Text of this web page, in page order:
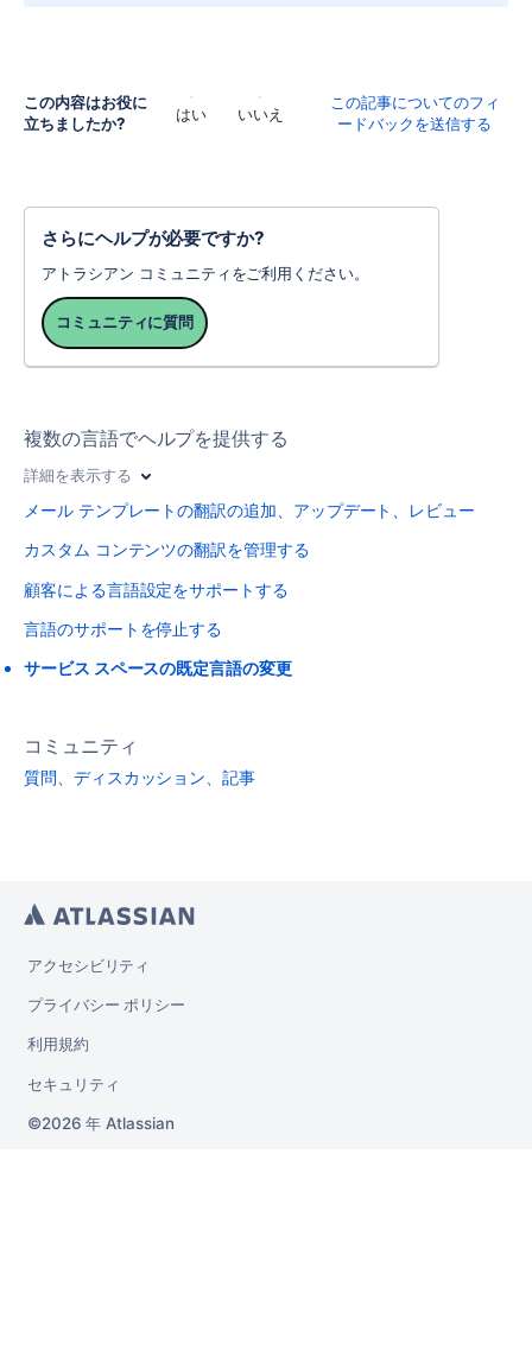
この内容はお役に
立ちましたか?
はい いいえ
この記事についてのフィ
ードバックを送信する
さらにヘルプが必要ですか?
アトラシアン コミュニティをご利用ください。
コミュニティに質問
複数の言語でヘルプを提供する
詳細を表示する
メール テンプレートの翻訳の追加、アップデート、レビュー
カスタム コンテンツの翻訳を管理する
顧客による言語設定をサポートする
言語のサポートを停止する
サービス スペースの既定言語の変更
コミュニティ
質問、ディスカッション、記事
アクセシビリティ
プライバシー ポリシー
利用規約
セキュリティ
2026 年 Atlassian